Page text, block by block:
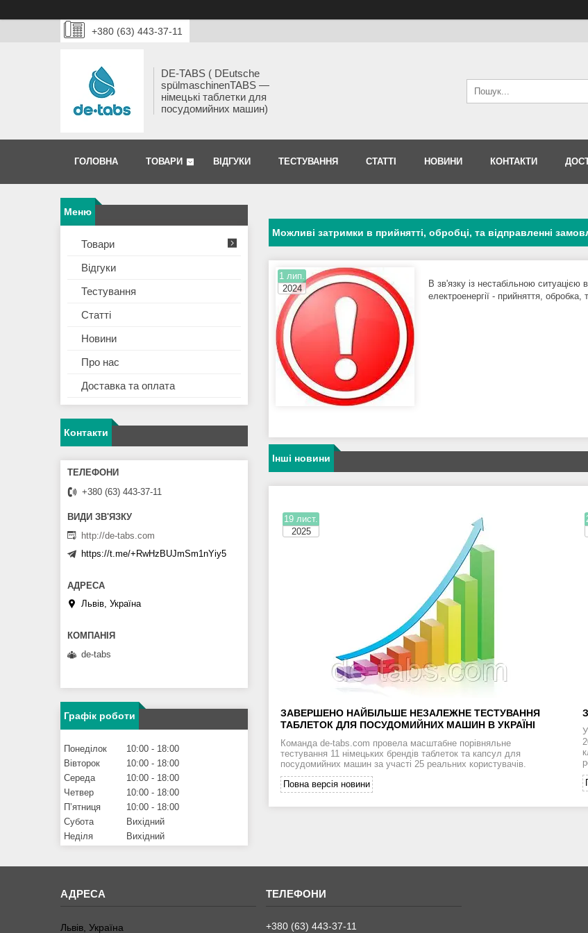
+380 (63) 443-37-11
DE-TABS ( DEutsche
spülmaschinenTABS ―
німецькі таблетки для
посудомийних машин)
ГОЛОВНА ТОВАРИ ВІДГУКИ ТЕСТУВАННЯ СТАТТІ НОВИНИ КОНТАКТИ
Можливі затримки в прийнятті, обробці, та відправленні
1 лип.
2024
В зв'язку із нестабільною
електроенергії - прийняття,
Інші новини
19 лист.
2025
ЗАВЕРШЕНО НАЙБІЛЬШЕ НЕЗАЛЕЖНЕ ТЕСТУВАННЯ
ТАБЛЕТОК ДЛЯ ПОСУДОМИЙНИХ МАШИН В УКРАЇНІ
Команда de-tabs.com провела масштабне порівняльне
тестування 11 німецьких брендів таблеток та капсул для
посудомийних машин за участі 25 реальних користувачів.
Повна версія новини
Товари
Відгуки
Тестування
Статті
Новини
Про нас
Доставка та оплата
Контакти
+380 (63) 443-37-11
http://de-tabs.com
https://t.me/+RwHzBUJmSm1nYiy5
Львів, Україна
de-tabs
Графік роботи
Понеділок 10:00
18:00
Вівторок
10:00
18:00
Середа
10:00
18:00
Четвер
10:00
18:00
Пʼятниця
10:00
18:00
Субота
Вихідний
Неділя
Вихідний
Львів, Україна +380 (63) 443-37-11